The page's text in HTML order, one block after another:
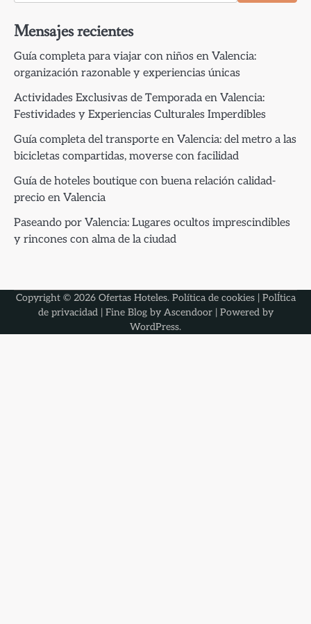
Mensajes recientes
Guía completa para viajar con niños en Valencia:
organización razonable y experiencias únicas
Actividades Exclusivas de Temporada en Valencia:
Festividades y Experiencias Culturales Imperdibles
Guía completa del transporte en Valencia: del metro a las
bicicletas compartidas, moverse con facilidad
Guía de hoteles boutique con buena relación calidad-
precio en Valencia
Paseando por Valencia: Lugares ocultos imprescindibles
y rincones con alma de la ciudad
Copyright © 2026 Ofertas Hoteles. Política de cookies| PolÍtica
de privacidad| Fine Blog by Ascendoor| Powered by
WordPress.